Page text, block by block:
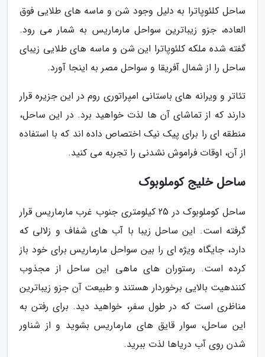
ساحل کلئوپاترا به دلیل وجود شن و ماسه های طلایی فوق
العاده، جزو زیباترین سواحل مارماریس به شمار می رود.
گفته شده ملکه کلئوپاترا این شن و ماسه های طلایی زیبای
ساحل را از شمال آفریقا و سواحل مصر به اینجا آورد.
تئاتر و ویرانه های باستانی امپراتوری روم در این جزیره قرار
دارند که از تماشای آن ها لذت خواهید برد. در این ساحل،
منطقه ای را برای پیک نیک اختصاص داده اند که با استفاده
از آن، اوقات فراموش نشدنی را تجربه می کنید.
ساحل خلیج کوملوبوک
ساحل کوملوبوک در 25 کیلومتری جنوب غرب مارماریس قرار
گرفته است. این ساحل زیبا با آب های شفاف و زلالی که
دارد، جایگاه ویژه ای را بین سواحل مارماریس برای خود باز
کرده است. رستوران های ماهی این ساحل از مجذوب
کنندهیت بالایی برخوردار هستند و طبیعت آن جزو زیباترین
مناظری است که در طول سفر، خواهید دید. برای رفتن به
این ساحل، سوار قایق های مارماریس بشوید و از شناور
شدن روی آب دریاها لذت ببرید.